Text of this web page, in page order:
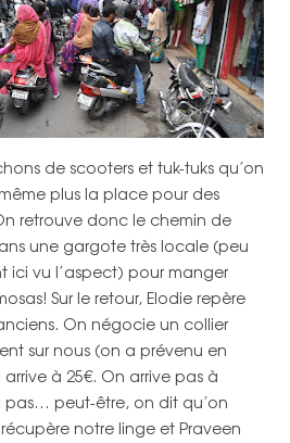
de scooters et tuk-tuks qu’on
plus la place pour des
retrouve donc le chemin de
une gargote très locale (peu
ici vu l’aspect) pour manger
Sur le retour, Elodie repère
On négocie un collier
sur nous (on a prévenu en
à 25€. On arrive pas à
pas… peut-être, on dit qu’on
notre linge et Praveen